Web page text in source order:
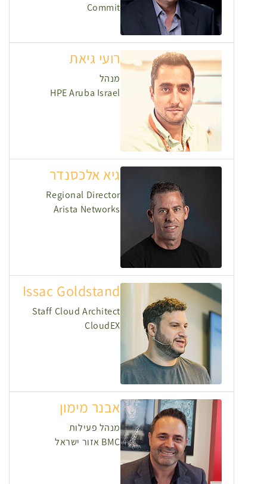
Commit
רועי גיאת
מנהל
HPE Aruba Israel
גיא אלכסנדר
Regional Director
Arista Networks
Issac Goldstand
Staff Cloud Architect
CloudEX
אבנר מימון
מנהל פעילות
BMC אזור ישראל